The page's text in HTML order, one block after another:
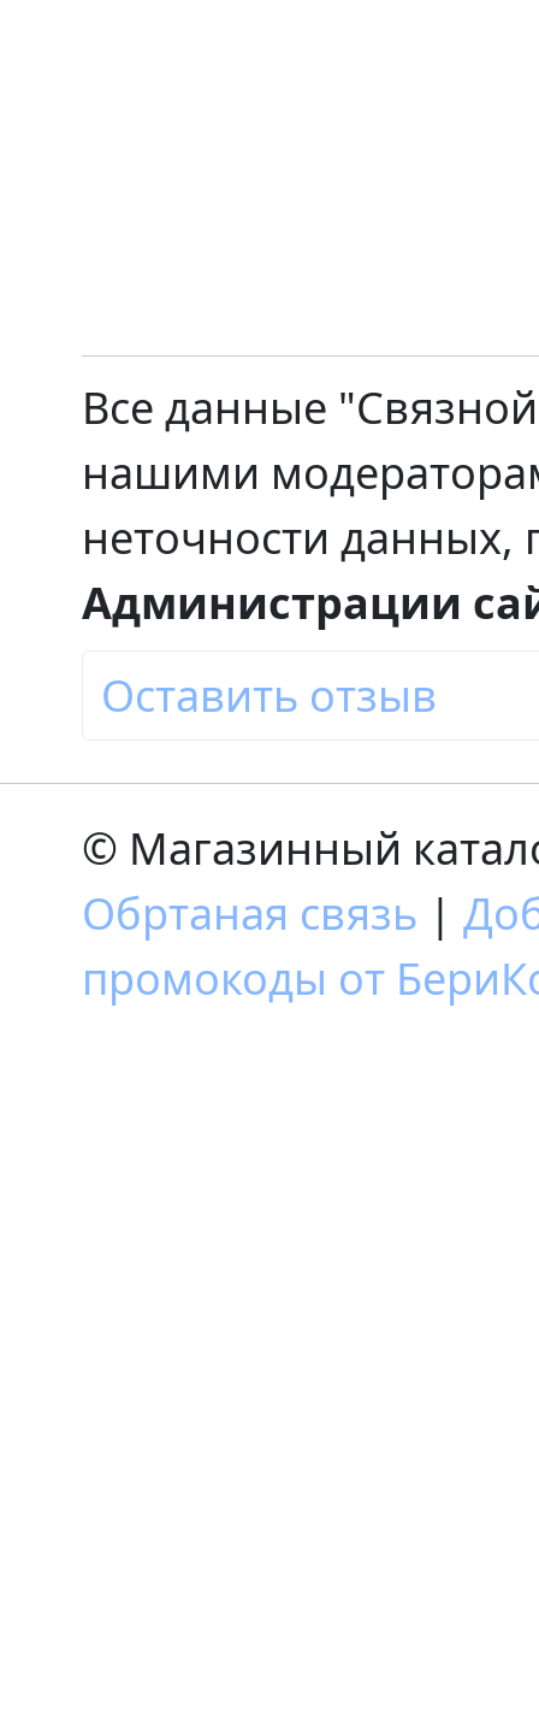
Все данные
нашими
неточности
Администрации
Оставить отзыв
© Магазинный
Обртаная связь |
промокоды от